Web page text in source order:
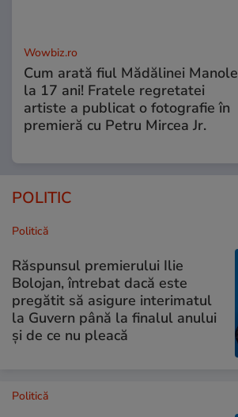
Wowbiz.ro
Cum arată fiul Mădălinei Manole
la 17 ani! Fratele regretatei
artiste a publicat o fotografie în
premieră cu Petru Mircea Jr.
POLITIC
Politică
Răspunsul premierului Ilie
Bolojan, întrebat dacă este
pregătit să asigure interimatul
la Guvern până la finalul anului
și de ce nu pleacă
Politică